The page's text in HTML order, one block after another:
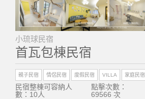
小琉球民宿
首瓦包棟民宿
親子民宿 情侶民宿 度假民宿 VILLA 家庭民宿
民宿整棟可容納人
數：10人
點擊次數：
69566 次